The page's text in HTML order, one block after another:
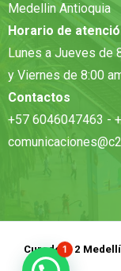
Medellin Antioquia
Horario de
Lunes a Jueves de
y Viernes de 8:00
Contactos
+57 6046047463 -
Curadora 2
1